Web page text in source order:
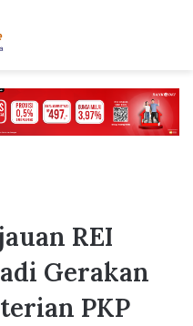
REI
Gerakan
PKP